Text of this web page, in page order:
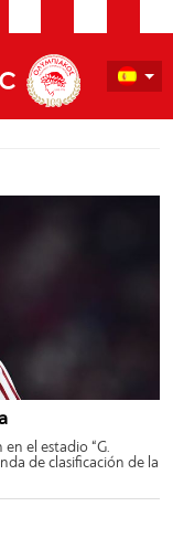
el estadio “G.
de clasificación de la